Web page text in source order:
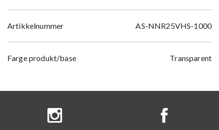
Artikkelnummer AS-NNR25VHS-1000
Farge produkt/base Transparent